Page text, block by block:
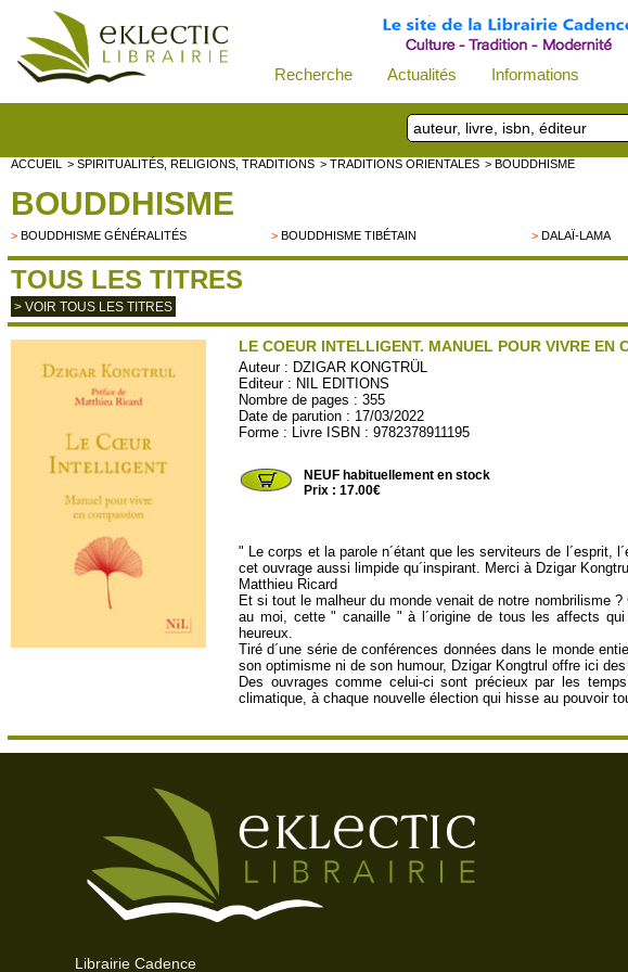
Recherche Actualités Informations
ACCUEIL > SPIRITUALITÉS, RELIGIONS, TRADITIONS > TRADITIONS ORIENTALES > BOUDDHISME
BOUDDHISME
> BOUDDHISME GÉNÉRALITÉS >BOUDDHISME TIBÉTAIN >DALAÏ-LAMA
TOUS LES TITRES
> VOIR TOUS LES TITRES
LE COEUR INTELLIGENT. MANUEL POUR VIVRE EN
Auteur : DZIGAR KONGTRÜL
Editeur : NIL EDITIONS
Nombre de pages : 355
Date de parution : 17/03/2022
Forme : Livre ISBN : 9782378911195
NEUF habituellement en stock
Prix : 17.00€
" Le corps et la parole n´étant que les serviteurs de l´esprit,
cet ouvrage aussi limpide qu´inspirant. Merci à Dzigar
Matthieu Ricard
Et si tout le malheur du monde venait de notre nombrilisme
au moi, cette " canaille " à l´origine de tous les affects qui
heureux.
Tiré d´une série de conférences données dans le monde
son optimisme ni de son humour, Dzigar Kongtrul offre ici
Des ouvrages comme celui-ci sont précieux par les
climatique, à chaque nouvelle élection qui hisse au pouvoir
Librairie Cadence